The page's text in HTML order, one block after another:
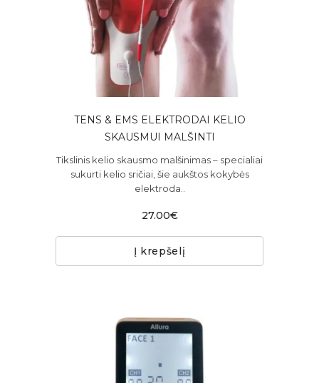
TENS & EMS ELEKTRODAI KELIO
SKAUSMUI MALŠINTI
Tikslinis kelio skausmo malšinimas – specialiai
sukurti kelio sričiai, šie aukštos kokybės
elektroda..
27.00€
Į krepšelį